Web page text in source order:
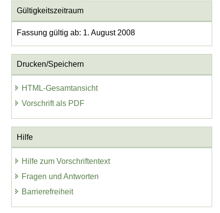
Gültigkeitszeitraum
Fassung gültig ab: 1. August 2008
Drucken/Speichern
HTML-Gesamtansicht
Vorschrift als PDF
Hilfe
Hilfe zum Vorschriftentext
Fragen und Antworten
Barrierefreiheit